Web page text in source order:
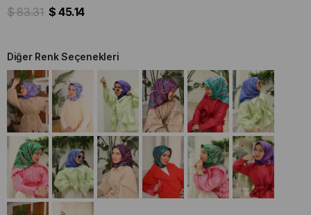
$ 83.31 $ 45.14
Diğer Renk Seçenekleri